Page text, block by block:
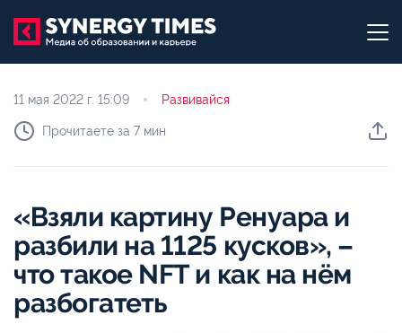
11 мая 2022 г. 15:09 Развивайся
Прочитаете за 7 мин
«Взяли картину Ренуара и
разбили на 1125 кусков», –
что такое NFT и как на нём
разбогатеть